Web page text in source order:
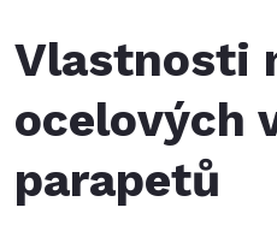
v
l
á
d
Vlastnosti
ocelových
parapetů